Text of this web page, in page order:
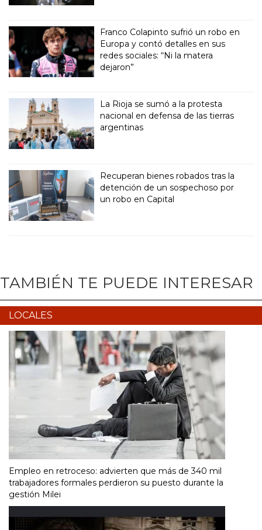
Franco Colapinto sufrió un robo en
Europa y contó detalles en sus
redes sociales: “Ni la matera
dejaron”
La Rioja se sumó a la protesta
nacional en defensa de las tierras
argentinas
Recuperan bienes robados tras la
detención de un sospechoso por
un robo en Capital
TAMBIÉN TE PUEDE INTERESAR
LOCALES
Empleo en retroceso: advierten que más de 340 mil
trabajadores formales perdieron su puesto durante la
gestión Milei